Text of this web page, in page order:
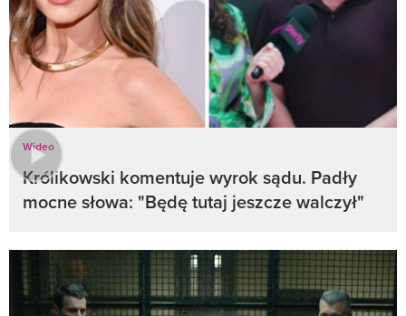
Wideo
Królikowski komentuje wyrok sądu. Padły
mocne słowa: "Będę tutaj jeszcze walczył"